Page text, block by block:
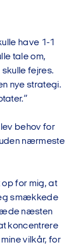
have 1-1
tale om,
fejres.
nye strategi.
behov for
nærmeste
for mig, at
smækkede
næsten
koncentrere
vilkår, for